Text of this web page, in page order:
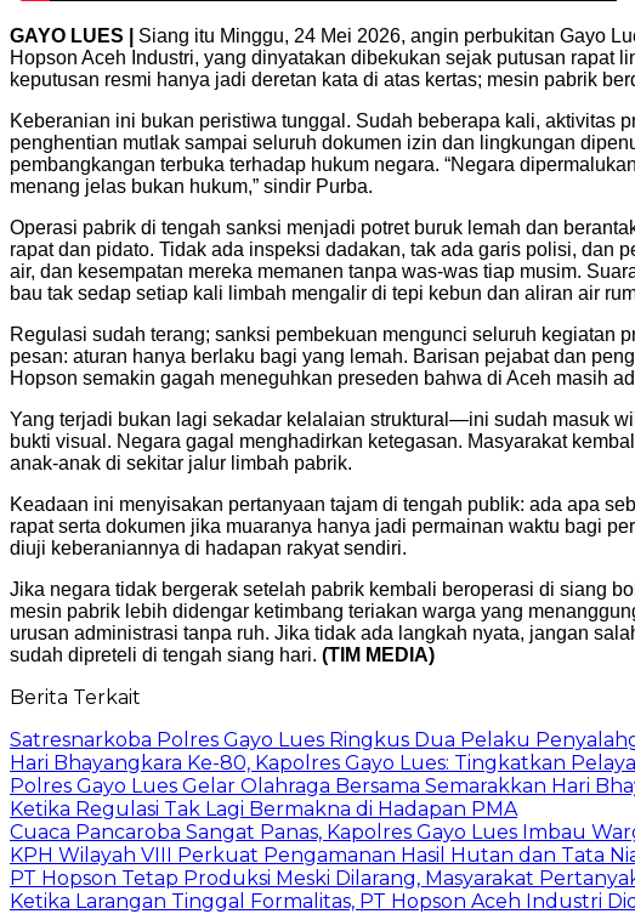
GAYO LUES |
Siang itu Minggu, 24 Mei 2026, angin perbukitan Gayo
Hopson Aceh Industri, yang dinyatakan dibekukan sejak putusan
keputusan resmi hanya jadi deretan kata di atas kertas; mesin pabrik
Keberanian ini bukan peristiwa tunggal. Sudah beberapa kali, aktivitas
penghentian mutlak sampai seluruh dokumen izin dan lingkungan
pembangkangan terbuka terhadap hukum negara. “Negara
menang jelas bukan hukum,” sindir Purba.
Operasi pabrik di tengah sanksi menjadi potret buruk lemah dan
rapat dan pidato. Tidak ada inspeksi dadakan, tak ada garis polisi, dan
air, dan kesempatan mereka memanen tanpa was-was tiap musim.
bau tak sedap setiap kali limbah mengalir di tepi kebun dan aliran air
Regulasi sudah terang; sanksi pembekuan mengunci seluruh kegiatan
pesan: aturan hanya berlaku bagi yang lemah. Barisan pejabat dan
Hopson semakin gagah meneguhkan preseden bahwa di Aceh masih
Yang terjadi bukan lagi sekadar kelalaian struktural—ini sudah masuk
bukti visual. Negara gagal menghadirkan ketegasan. Masyarakat
anak-anak di sekitar jalur limbah pabrik.
Keadaan ini menyisakan pertanyaan tajam di tengah publik: ada apa
rapat serta dokumen jika muaranya hanya jadi permainan waktu bagi
diuji keberaniannya di hadapan rakyat sendiri.
Jika negara tidak bergerak setelah pabrik kembali beroperasi di siang
mesin pabrik lebih didengar ketimbang teriakan warga yang
urusan administrasi tanpa ruh. Jika tidak ada langkah nyata, jangan
sudah dipreteli di tengah siang hari. (TIM MEDIA)
Berita Terkait
Satresnarkoba Polres Gayo Lues Ringkus Dua Pelaku
Hari Bhayangkara Ke-80, Kapolres Gayo Lues: Tingkatkan
Polres Gayo Lues Gelar Olahraga Bersama Semarakkan Hari
Ketika Regulasi Tak Lagi Bermakna di Hadapan PMA
Cuaca Pancaroba Sangat Panas, Kapolres Gayo Lues Imbau
KPH Wilayah VIII Perkuat Pengamanan Hasil Hutan dan Tata
PT Hopson Tetap Produksi Meski Dilarang, Masyarakat
Ketika Larangan Tinggal Formalitas, PT Hopson Aceh Industri